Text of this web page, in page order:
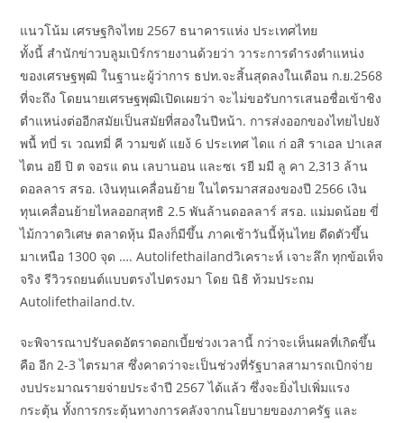
แนวโน้ม เศรษฐกิจไทย 2567 ธนาคารแห่ง ประเทศไทย
ทั้งนี้ สำนักข่าวบลูมเบิร์กรายงานด้วยว่า วาระการดำรงตำแหน่ง
ของเศรษฐพุฒิ ในฐานะผู้ว่าการ ธปท.จะสิ้นสุดลงในเดือน ก.ย.2568
ที่จะถึง โดยนายเศรษฐพุฒิเปิดเผยว่า จะไม่ขอรับการเสนอชื่อเข้าชิง
ตำแหน่งต่ออีกสมัยเป็นสมัยที่สองในปีหน้า. การส่งออกของไทยไปยงั
พนื้ ทบี่ รเ วณทมี่ คี วามขดั แยง้ 6 ประเทศ ไดแ ก่ อสิ ราเอล ปาเลส
ไตน อยี ปิ ต จอรแ ดน เลบานอน และซเ รยี มมี ลู คา 2,313 ล้าน
ดอลลาร สรอ. เงินทุนเคลื่อนย้าย ในไตรมาสสองของปี 2566 เงิน
ทุนเคลื่อนย้ายไหลออกสุทธิ 2.5 พันล้านดอลลาร์ สรอ. แม่มดน้อย ขี่
ไม้กวาดวิเศษ ตลาดหุ้น มีลงก็มีขึ้น ภาคเช้าวันนี้หุ้นไทย ดีดตัวขึ้น
มาเหนือ 1300 จุด …. Autolifethailandวิเคราะห์ เจาะลึก ทุกข้อเท็จ
จริง รีวิวรถยนต์แบบตรงไปตรงมา โดย นิธิ ท้วมประถม
Autolifethailand.tv.
จะพิจารณาปรับลดอัตราดอกเบี้ยช่วงเวลานี้ กว่าจะเห็นผลที่เกิดขึ้น
คือ อีก 2-3 ไตรมาส ซึ่งคาดว่าจะเป็นช่วงที่รัฐบาลสามารถเบิกจ่าย
งบประมาณรายจ่ายประจำปี 2567 ได้แล้ว ซึ่งจะยิ่งไปเพิ่มแรง
กระตุ้น ทั้งการกระตุ้นทางการคลังจากนโยบายของภาครัฐ และ